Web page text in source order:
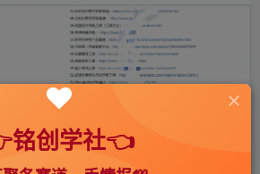
铭创学社👈